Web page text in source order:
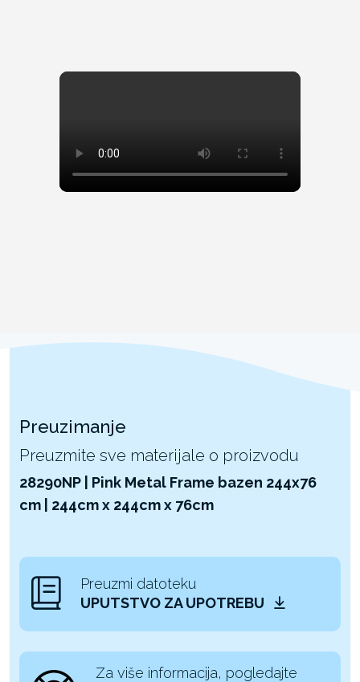
Preuzimanje
Preuzmite sve materijale o proizvodu
28290NP | Pink Metal Frame bazen 244x76
cm | 244cm x 244cm x 76cm
Preuzmi datoteku
UPUTSTVO ZA UPOTREBU
Za više informacija, pogledajte